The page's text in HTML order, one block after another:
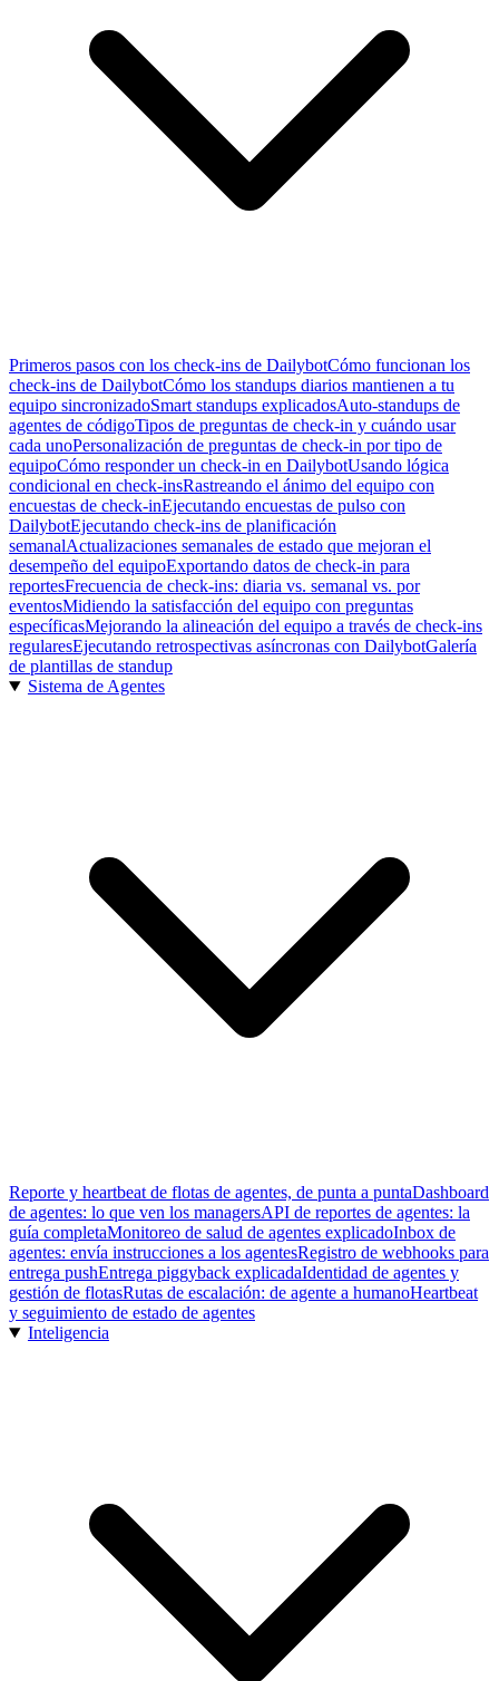
Primeros pasos con los check-ins de DailybotCómo funcionan los
check-ins de DailybotCómo los standups diarios mantienen a tu
equipo sincronizadoSmart standups explicadosAuto-standups de
agentes de códigoTipos de preguntas de check-in y cuándo usar
cada unoPersonalización de preguntas de check-in por tipo de
equipoCómo responder un check-in en DailybotUsando lógica
condicional en check-insRastreando el ánimo del equipo con
encuestas de check-inEjecutando encuestas de pulso con
DailybotEjecutando check-ins de planificación
semanalActualizaciones semanales de estado que mejoran el
desempeño del equipoExportando datos de check-in para
reportesFrecuencia de check-ins: diaria vs. semanal vs. por
eventosMidiendo la satisfacción del equipo con preguntas
específicasMejorando la alineación del equipo a través de check-ins
regularesEjecutando retrospectivas asíncronas con DailybotGalería
de plantillas de standup
Sistema de Agentes
Reporte y heartbeat de flotas de agentes, de punta a puntaDashboard
de agentes: lo que ven los managersAPI de reportes de agentes: la
guía completaMonitoreo de salud de agentes explicadoInbox de
agentes: envía instrucciones a los agentesRegistro de webhooks para
entrega pushEntrega piggyback explicadaIdentidad de agentes y
gestión de flotasRutas de escalación: de agente a humanoHeartbeat
y seguimiento de estado de agentes
Inteligencia